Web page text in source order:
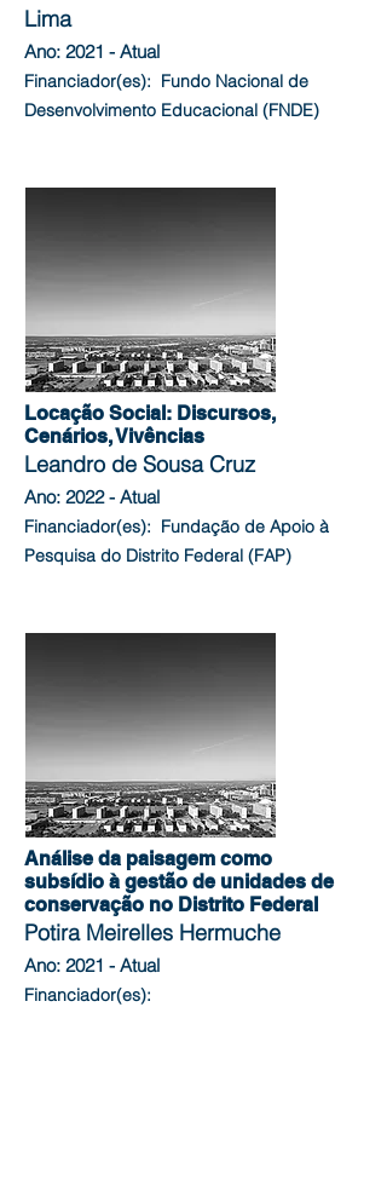
Lima
Ano: 2021 - Atual
Financiador(es): Fundo Nacional de
Desenvolvimento Educacional (FNDE)
Locação Social: Discursos,
Cenários, Vivências
Leandro de Sousa Cruz
Ano: 2022 - Atual
Financiador(es): Fundação de Apoio à
Pesquisa do Distrito Federal (FAP)
Análise da paisagem como
subsídio à gestão de unidades de
conservação no Distrito Federal
Potira Meirelles Hermuche
Ano: 2021 - Atual
Financiador(es):